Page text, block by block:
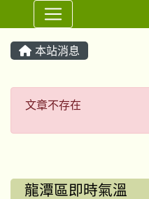
本站消息
文章不存在
文章不存在
龍潭區即時氣溫